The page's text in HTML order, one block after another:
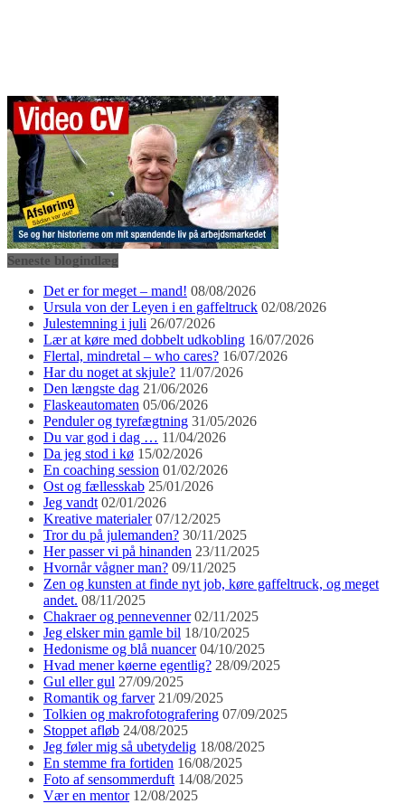
Seneste blogindlæg
Det er for meget – mand! 08/08/2026
Ursula von der Leyen i en gaffeltruck 02/08/2026
Julestemning i juli 26/07/2026
Lær at køre med dobbelt udkobling 16/07/2026
Flertal, mindretal – who cares? 16/07/2026
Har du noget at skjule? 11/07/2026
Den længste dag 21/06/2026
Flaskeautomaten 05/06/2026
Penduler og tyrefægtning 31/05/2026
Du var god i dag … 11/04/2026
Da jeg stod i kø 15/02/2026
En coaching session 01/02/2026
Ost og fællesskab 25/01/2026
Jeg vandt 02/01/2026
Kreative materialer 07/12/2025
Tror du på julemanden? 30/11/2025
Her passer vi på hinanden 23/11/2025
Hvornår vågner man? 09/11/2025
Zen og kunsten at finde nyt job, køre gaffeltruck, og meget
andet. 08/11/2025
Chakraer og pennevenner 02/11/2025
Jeg elsker min gamle bil 18/10/2025
Hedonisme og blå nuancer 04/10/2025
Hvad mener køerne egentlig? 28/09/2025
Gul eller gul 27/09/2025
Romantik og farver 21/09/2025
Tolkien og makrofotografering 07/09/2025
Stoppet afløb 24/08/2025
Jeg føler mig så ubetydelig 18/08/2025
En stemme fra fortiden 16/08/2025
Foto af sensommerduft 14/08/2025
Vær en mentor 12/08/2025